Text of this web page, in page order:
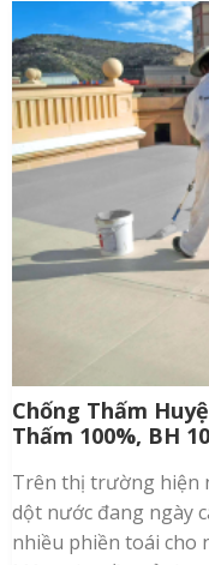
Chống Thấm
Thấm 100%, BH
Trên thị trường hiện
dột nước đang ngày
nhiều phiền toái cho